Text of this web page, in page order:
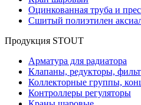
Оцинкованная труба и
Сшитый полиэтилен
Продукция STOUT
Арматура для радиатора
Клапаны, редукторы,
Коллекторные группы,
Контроллеры регуляторы